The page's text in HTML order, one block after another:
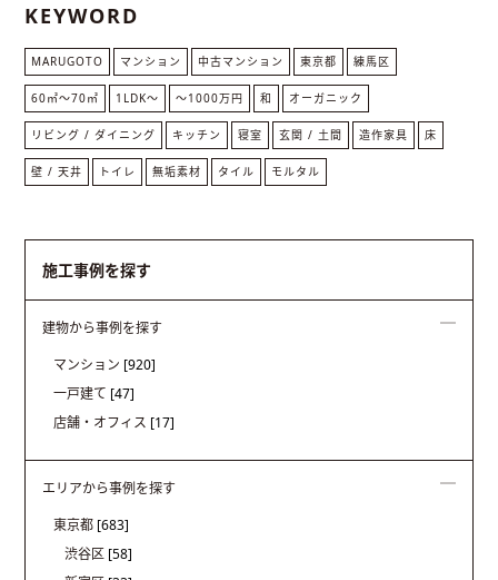
KEYWORD
MARUGOTO マンション 中古マンション 東京都 練馬区
60㎡〜70㎡ 1LDK〜 〜1000万円 和 オーガニック
リビング / ダイニング キッチン 寝室 玄関 / 土間 造作家具 床
壁 / 天井 トイレ 無垢素材 タイル モルタル
施工事例を探す
建物から事例を探す
マンション [920]
一戸建て [47]
店舗・オフィス [17]
エリアから事例を探す
東京都 [683]
渋谷区 [58]